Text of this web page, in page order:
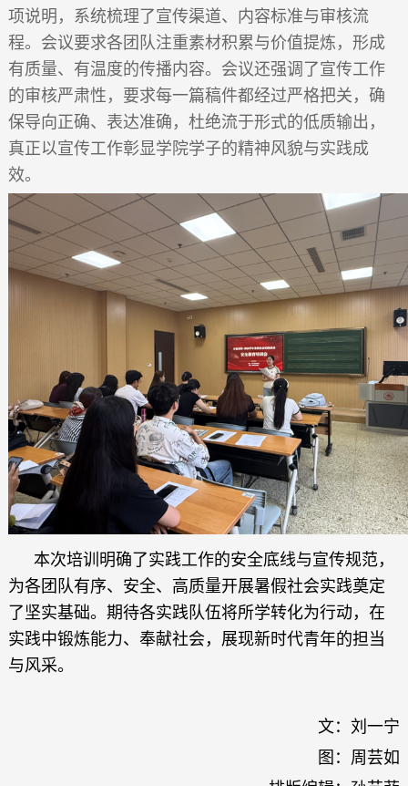
项说明，系统梳理了宣传渠道、内容标准与审核流
程。会议要求各团队注重素材积累与价值提炼，形成
有质量、有温度的传播内容。会议还强调了宣传工作
的审核严肃性，要求每一篇稿件都经过严格把关，确
保导向正确、表达准确，杜绝流于形式的低质输出，
真正以宣传工作彰显学院学子的精神风貌与实践成
效。
本次培训明确了实践工作的安全底线与宣传规范，
为各团队有序、安全、高质量开展暑假社会实践奠定
了坚实基础。期待各实践队伍将所学转化为行动，在
实践中锻炼能力、奉献社会，展现新时代青年的担当
与风采。
文：刘一宁
图：周芸如